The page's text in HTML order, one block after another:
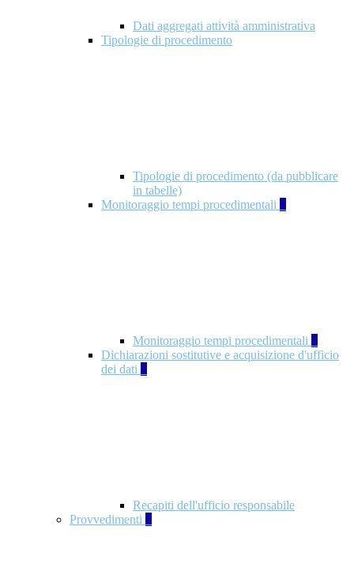
Dati aggregati attività amministrativa
Tipologie di procedimento
Tipologie di procedimento (da pubblicare
in tabelle)
Monitoraggio tempi procedimentali 4
Monitoraggio tempi procedimentali 4
Dichiarazioni sostitutive e acquisizione d'ufficio
dei dati 1
Recapiti dell'ufficio responsabile
Provvedimenti 3